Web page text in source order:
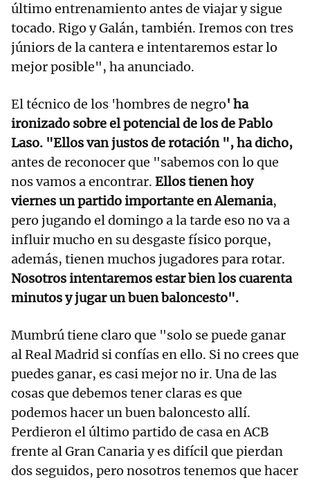
último entrenamiento antes de viajar y sigue
tocado. Rigo y Galán, también. Iremos con tres
júniors de la cantera e intentaremos estar lo
mejor posible", ha anunciado.
El técnico de los 'hombres de negro' ha
ironizado sobre el potencial de los de Pablo
Laso. "Ellos van justos de rotación ", ha dicho,
antes de reconocer que "sabemos con lo que
nos vamos a encontrar. Ellos tienen hoy
viernes un partido importante en Alemania,
pero jugando el domingo a la tarde eso no va a
influir mucho en su desgaste físico porque,
además, tienen muchos jugadores para rotar.
Nosotros intentaremos estar bien los cuarenta
minutos y jugar un buen baloncesto".
Mumbrú tiene claro que "solo se puede ganar
al Real Madrid si confías en ello. Si no crees que
puedes ganar, es casi mejor no ir. Una de las
cosas que debemos tener claras es que
podemos hacer un buen baloncesto allí.
Perdieron el último partido de casa en ACB
frente al Gran Canaria y es difícil que pierdan
dos seguidos, pero nosotros tenemos que hacer